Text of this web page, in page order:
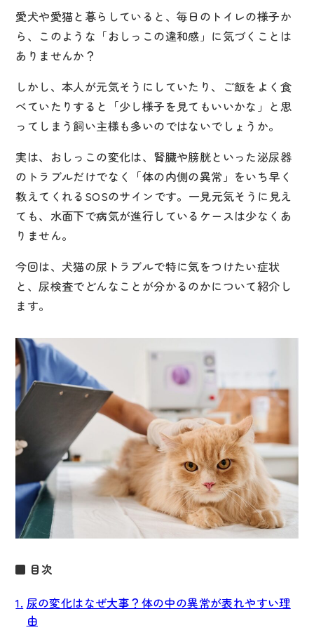
診療カレンダー
お支払いについて
ペットのケア
その他の取り組み
お知らせ
病院紹介
おおした動物病院について
スタッフ紹介
施設紹介
アクセス
コラム
〒654-0047 兵庫県神戸市須磨区磯馴町5-2-22
Googleマップ
愛犬や愛猫と暮らしていると、毎日のトイレの様子か
ら、このような「おしっこの違和感」に気づくことは
ありませんか？
しかし、本人が元気そうにしていたり、ご飯をよく食
べていたりすると「少し様子を見てもいいかな」と思
ってしまう飼い主様も多いのではないでしょうか。
実は、おしっこの変化は、腎臓や膀胱といった泌尿器
のトラブルだけでなく「体の内側の異常」をいち早く
教えてくれるSOSのサインです。一見元気そうに見え
ても、水面下で病気が進行しているケースは少なくあ
りません。
今回は、犬猫の尿トラブルで特に気をつけたい症状
と、尿検査でどんなことが分かるのかについて紹介し
ます。
目次
尿の変化はなぜ大事？体の中の異常が表れやすい理
由